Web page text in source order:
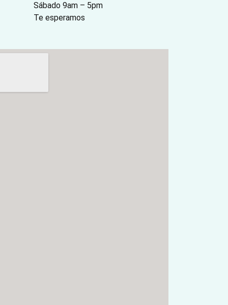
Sábado 9am – 5pm
Te esperamos